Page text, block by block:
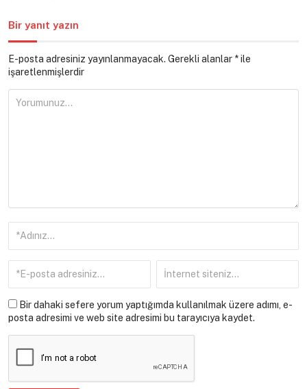
Bir yanıt yazın
E-posta adresiniz yayınlanmayacak. Gerekli alanlar *ile
işaretlenmişlerdir
Bir dahaki sefere yorum yaptığımda kullanılmak üzere adımı, e-
posta adresimi ve web site adresimi bu tarayıcıya kaydet.